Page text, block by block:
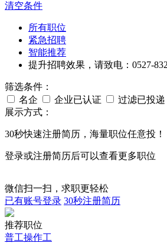
清空条件
所有职位
紧急招聘
智能推荐
提升招聘效果，请致电：0527-
筛选条件：
名企
企业已认证
过滤已投递
展示方式：
30秒快速注册简历，海量职位任意投！
登录或注册简历后可以查看更多职位
微信扫一扫，求职更轻松
已有账号登录 30秒注册简历
推荐职位
普工操作工